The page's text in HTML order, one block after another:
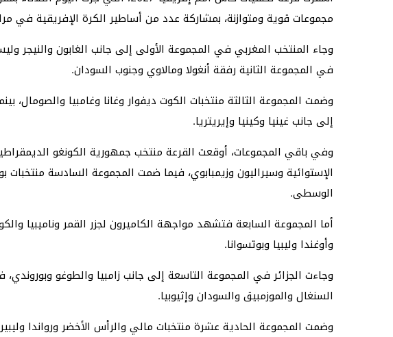
مجموعات قوية ومتوازنة، بمشاركة عدد من أساطير الكرة الإفريقية في
وجاء المنتخب المغربي في المجموعة الأولى إلى جانب الغابون والنيجر
في المجموعة الثانية رفقة أنغولا ومالاوي وجنوب السودان.
وضمت المجموعة الثالثة منتخبات الكوت ديفوار وغانا وغامبيا والصومال،
إلى جانب غينيا وكينيا وإيريتريا.
وفي باقي المجموعات، أوقعت القرعة منتخب جمهورية الكونغو
الإستوائية وسيراليون وزيمبابوي، فيما ضمت المجموعة السادسة منتخبات
الوسطى.
أما المجموعة السابعة فتشهد مواجهة الكاميرون لجزر القمر وناميبيا
وأوغندا وليبيا وبوتسوانا.
وجاءت الجزائر في المجموعة التاسعة إلى جانب زامبيا والطوغو
السنغال والموزمبيق والسودان وإثيوبيا.
وضمت المجموعة الحادية عشرة منتخبات مالي والرأس الأخضر ورواندا